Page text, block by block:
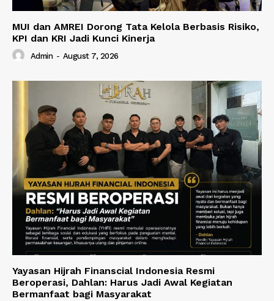
MUI dan AMREI Dorong Tata Kelola Berbasis Risiko,
KPI dan KRI Jadi Kunci Kinerja
Admin - August 7, 2026
Yayasan Hijrah Finanscial Indonesia Resmi
Beroperasi, Dahlan: Harus Jadi Awal Kegiatan
Bermanfaat bagi Masyarakat